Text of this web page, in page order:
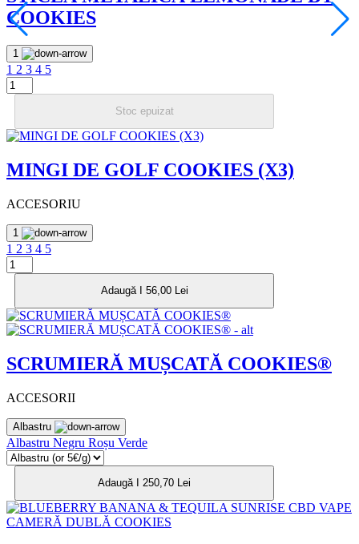
COOKIES
1
1 2 3 4 5
Stoc epuizat
MINGI DE GOLF COOKIES (X3)
ACCESORIU
1
1 2 3 4 5
Adaugă I 56,00 Lei
SCRUMIERĂ MUȘCATĂ COOKIES®
ACCESORII
Albastru
Albastru Negru Roșu Verde
Adaugă I 250,70 Lei